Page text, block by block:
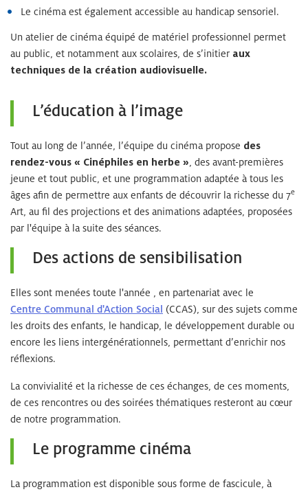
Le cinéma est également accessible au handicap sensoriel.
Un atelier de cinéma équipé de matériel professionnel permet
au public, et notamment aux scolaires, de s’initier aux
techniques de la création audiovisuelle.
L’éducation à l’image
Tout au long de l’année, l’équipe du cinéma propose des
rendez-vous « Cinéphiles en herbe » , des avant-premières
jeune et tout public, et une programmation adaptée à tous les
âges afin de permettre aux enfants de découvrir la richesse du 7e
Art, au fil des projections et des animations adaptées, proposées
par l'équipe à la suite des séances.
Des actions de sensibilisation
Elles sont menées toute l'année , en partenariat avec le
Centre Communal d'Action Social (CCAS), sur des sujets comme
les droits des enfants, le handicap, le développement durable ou
encore les liens intergénérationnels, permettant d’enrichir nos
réflexions.
La convivialité et la richesse de ces échanges, de ces moments,
de ces rencontres ou des soirées thématiques resteront au cœur
de notre programmation.
Le programme cinéma
La programmation est disponible sous forme de fascicule, à